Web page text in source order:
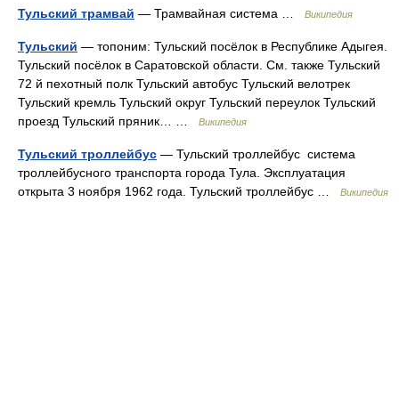
Тульский трамвай — Трамвайная система … Википедия
Тульский — топоним: Тульский посёлок в Республике Адыгея.
Тульский посёлок в Саратовской области. См. также Тульский
72 й пехотный полк Тульский автобус Тульский велотрек
Тульский кремль Тульский округ Тульский переулок Тульский
проезд Тульский пряник… …
Википедия
Тульский троллейбус — Тульский троллейбус система
троллейбусного транспорта города Тула. Эксплуатация
открыта 3 ноября 1962 года. Тульский троллейбус …
Википедия